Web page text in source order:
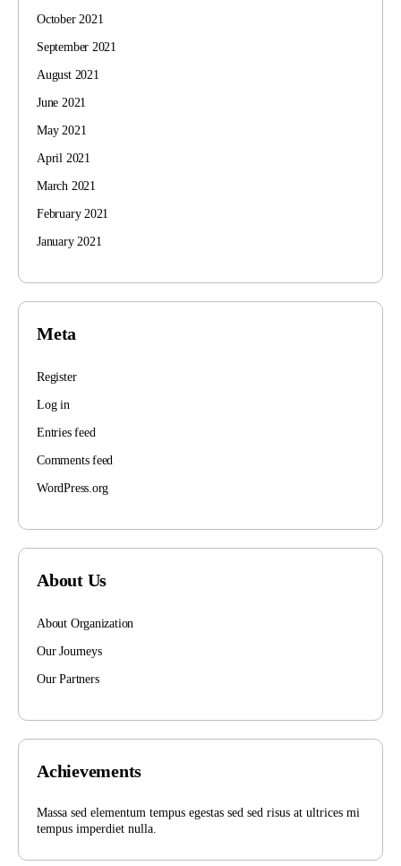
October 2021
September 2021
August 2021
June 2021
May 2021
April 2021
March 2021
February 2021
January 2021
Meta
Register
Log in
Entries feed
Comments feed
WordPress.org
About Us
About Organization
Our Journeys
Our Partners
Achievements
Massa sed elementum tempus egestas sed sed risus at ultrices mi
tempus imperdiet nulla.